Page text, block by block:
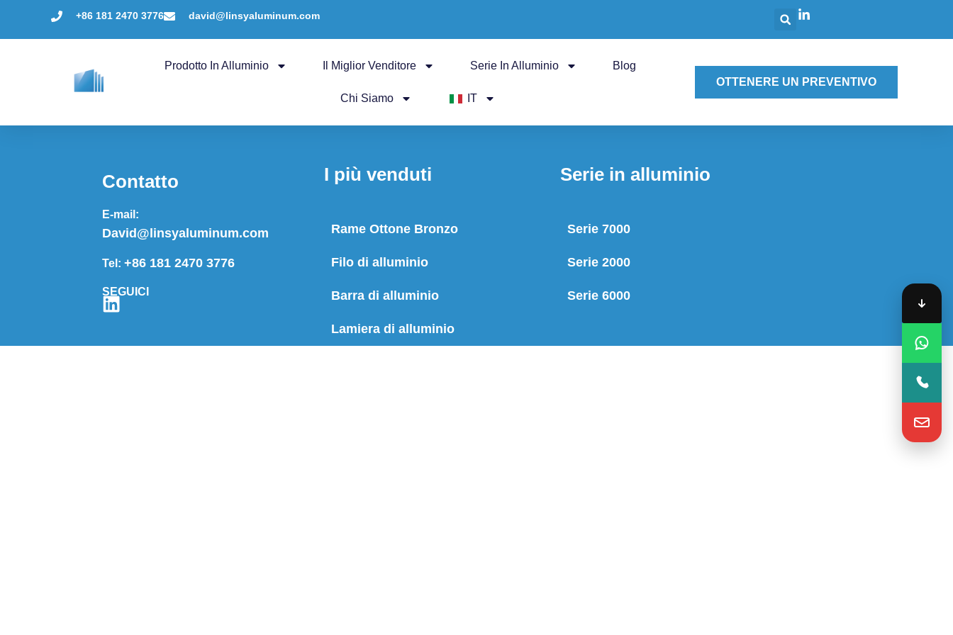
+86 181 2470 3776 david@linsyaluminum.com
Prodotto In Alluminio Il Miglior Venditore Serie In Alluminio Blog
Chi Siamo IT
OTTENERE UN PREVENTIVO
Contatto
E-mail:
David@linsyaluminum.com
Tel:+86 181 2470 3776
SEGUICI
I più venduti
Rame Ottone Bronzo
Filo di alluminio
Barra di alluminio
Lamiera di alluminio
Serie in alluminio
Serie 7000
Serie 2000
Serie 6000